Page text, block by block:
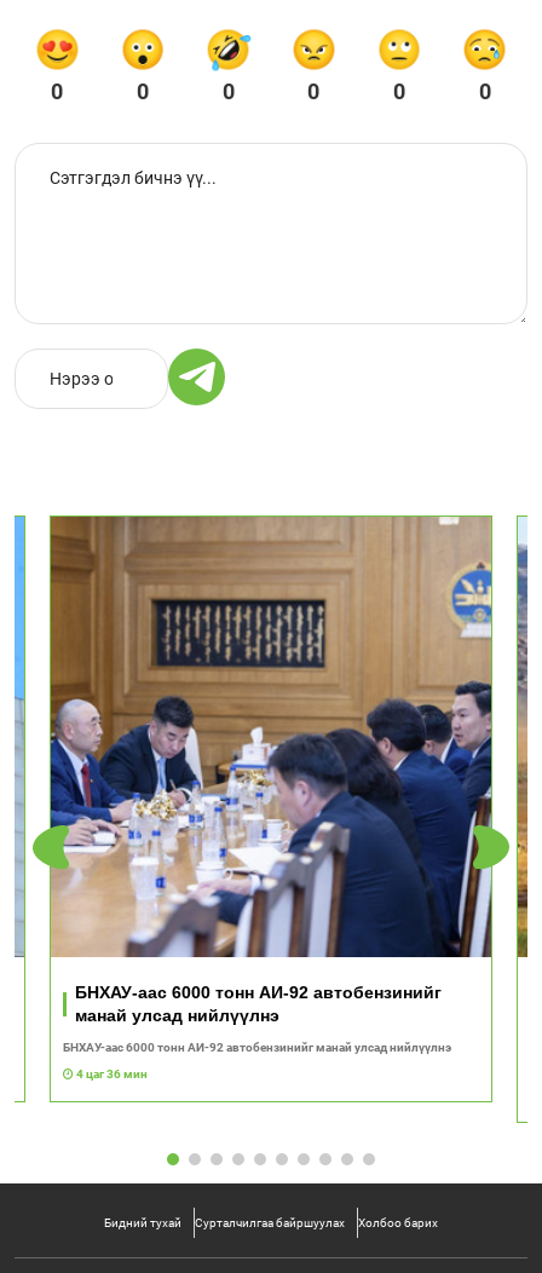
0 0 0 0 0 0
БНХАУ-аас 6000 тонн АИ-92 автобензинийг
манай улсад нийлүүлнэ
БНХАУ-аас 6000 тонн АИ-92 автобензинийг манай улсад нийлүүлнэ
4 цаг 36 мин
Бидний тухай Сурталчилгаа байршуулах Холбоо барих